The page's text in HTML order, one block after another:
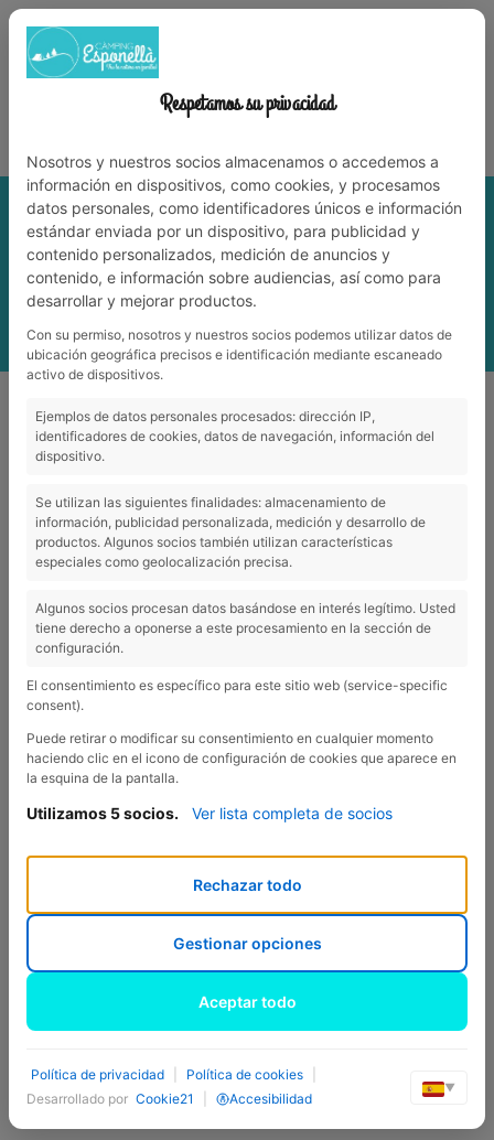
972 59 70 74
TREBALLA AMB NOSALTRES
Viu la natura en família!
MENÚ
Tenim el bungalou perfecte per a una escapada romàntica!
Tenim el bungalou perfecte per a una
TENIM EL BUNGALOU PERFECTE
ROMÀNTICA!
Esteu pensant a fer una escapada
romàntica amb la vostra parella?
Al Càmping Esponellà hem
adaptat recentment els
capacitat per a dues persones,
amb tot l’imprescindible perquè
la vostra estada en parella sigui
al més romàntica i completa
possible! En tenim cinc en total, i
són tot amor. Segur que no us
quedareu sense! En voleu
Tuiteja
Respetamos su privacidad
Nosotros y nuestros socios almacenamos o accedemos a
información en dispositivos, como cookies, y procesamos
datos personales, como identificadores únicos e información
estándar enviada por un dispositivo, para publicidad y
contenido personalizados, medición de anuncios y
contenido, e información sobre audiencias, así como para
desarrollar y mejorar productos.
Con su permiso, nosotros y nuestros socios podemos utilizar datos de
ubicación geográfica precisos e identificación mediante escaneado
activo de dispositivos.
Ejemplos de datos personales procesados: dirección IP,
identificadores de cookies, datos de navegación, información del
dispositivo.
Se utilizan las siguientes finalidades: almacenamiento de
información, publicidad personalizada, medición y desarrollo de
productos. Algunos socios también utilizan características
especiales como geolocalización precisa.
Algunos socios procesan datos basándose en interés legítimo. Usted
tiene derecho a oponerse a este procesamiento en la sección de
configuración.
El consentimiento es específico para este sitio web (service-specific
consent).
Puede retirar o modificar su consentimiento en cualquier momento
haciendo clic en el icono de configuración de cookies que aparece en
la esquina de la pantalla.
Utilizamos 5 socios. Ver lista completa de socios
Rechazar todo
Gestionar opciones
Aceptar todo
Política de privacidad Política de cookies
Desarrollado por Cookie21 Accesibilidad
▼